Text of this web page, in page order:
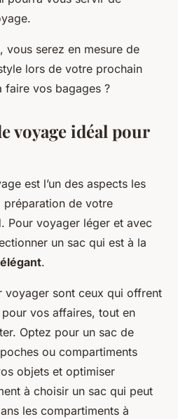
vous serez en mesure de
lors de votre prochain
faire vos bagages ?
voyage idéal pour
est l’un des aspects les
préparation de votre
Pour voyager léger et avec
un sac qui est à la
élégant.
voyager sont ceux qui offrent
pour vos affaires, tout en
Optez pour un sac de
ou compartiments
objets et optimiser
à choisir un sac qui peut
les compartiments à